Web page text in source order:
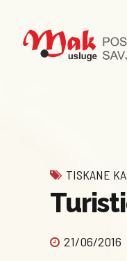
TISKANE
21/06/2016